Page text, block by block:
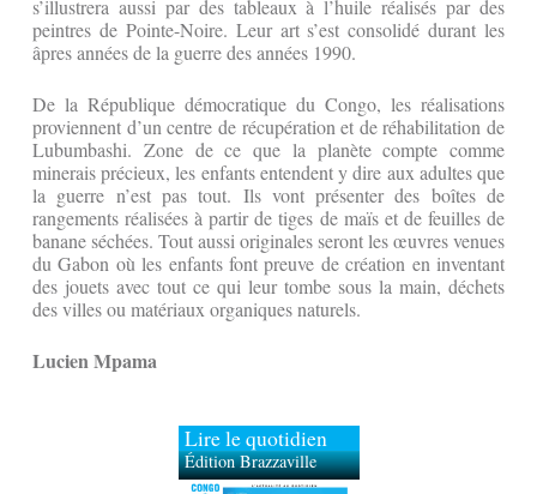
s’illustrera aussi par des tableaux à l’huile réalisés par des
peintres de Pointe-Noire. Leur art s’est consolidé durant les
âpres années de la guerre des années 1990.
De la République démocratique du Congo, les réalisations
proviennent d’un centre de récupération et de réhabilitation de
Lubumbashi. Zone de ce que la planète compte comme
minerais précieux, les enfants entendent y dire aux adultes que
la guerre n’est pas tout. Ils vont présenter des boîtes de
rangements réalisées à partir de tiges de maïs et de feuilles de
banane séchées. Tout aussi originales seront les œuvres venues
du Gabon où les enfants font preuve de création en inventant
des jouets avec tout ce qui leur tombe sous la main, déchets
des villes ou matériaux organiques naturels.
Lucien Mpama
Lire le quotidien
Édition Brazzaville